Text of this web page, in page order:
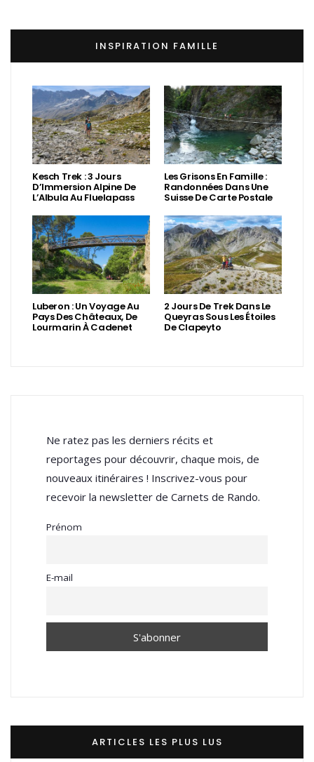
INSPIRATION FAMILLE
Kesch Trek : 3 Jours
D’Immersion Alpine De
L’Albula Au Fluelapass
Les Grisons En Famille :
Randonnées Dans Une
Suisse De Carte Postale
Luberon : Un Voyage Au
Pays Des Châteaux, De
Lourmarin À Cadenet
2 Jours De Trek Dans Le
Queyras Sous Les Étoiles
De Clapeyto
Ne ratez pas les derniers récits et
reportages pour découvrir, chaque mois, de
nouveaux itinéraires ! Inscrivez-vous pour
recevoir la newsletter de Carnets de Rando.
Prénom
E-mail
ARTICLES LES PLUS LUS